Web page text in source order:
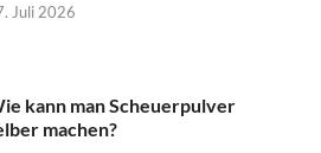
Juli 2026
kann man Scheuerpulver
machen?